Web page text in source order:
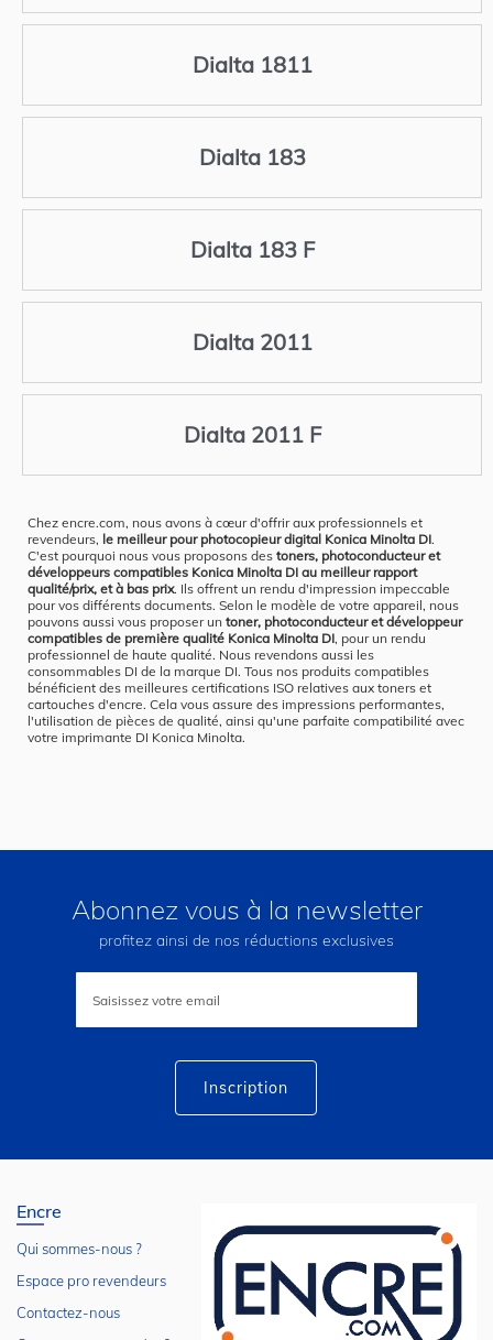
Dialta 1811
Dialta 183
Dialta 183 F
Dialta 2011
Dialta 2011 F
Chez encre.com, nous avons à cœur d'offrir aux professionnels et
revendeurs, le meilleur pour photocopieur digital Konica Minolta DI.
C'est pourquoi nous vous proposons des toners, photoconducteur et
développeurs compatibles Konica Minolta DI au meilleur rapport
qualité/prix, et à bas prix. Ils offrent un rendu d'impression impeccable
pour vos différents documents. Selon le modèle de votre appareil, nous
pouvons aussi vous proposer un toner, photoconducteur et développeur
compatibles de première qualité Konica Minolta DI, pour un rendu
professionnel de haute qualité. Nous revendons aussi les
consommables DI de la marque DI. Tous nos produits compatibles
bénéficient des meilleures certifications ISO relatives aux toners et
cartouches d'encre. Cela vous assure des impressions performantes,
l'utilisation de pièces de qualité, ainsi qu'une parfaite compatibilité avec
votre imprimante DI Konica Minolta.
Abonnez vous à la newsletter
profitez ainsi de nos réductions exclusives
lettre
Inscription
Encre
Qui sommes-nous ?
Espace pro revendeurs
Contactez-nous